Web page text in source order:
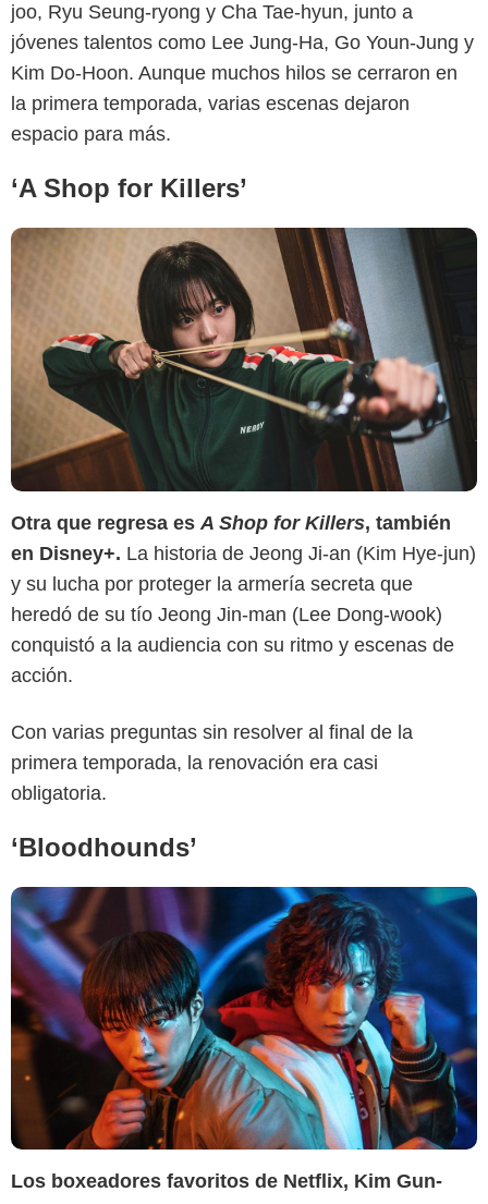
joo, Ryu Seung-ryong y Cha Tae-hyun, junto a
jóvenes talentos como Lee Jung-Ha, Go Youn-Jung y
Kim Do-Hoon. Aunque muchos hilos se cerraron en
la primera temporada, varias escenas dejaron
espacio para más.
‘A Shop for Killers’
Otra que regresa es A Shop for Killers, también
en Disney+. La historia de Jeong Ji-an (Kim Hye-jun)
y su lucha por proteger la armería secreta que
heredó de su tío Jeong Jin-man (Lee Dong-wook)
conquistó a la audiencia con su ritmo y escenas de
acción.
Con varias preguntas sin resolver al final de la
primera temporada, la renovación era casi
obligatoria.
‘Bloodhounds’
Los boxeadores favoritos de Netflix, Kim Gun-
Netflix